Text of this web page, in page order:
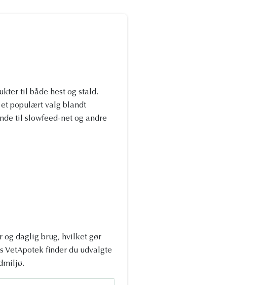
til både hest og stald.
et populært valg blandt
til slowfeed-net og andre
og daglig brug, hvilket gør
VetApotek finder du udvalgte